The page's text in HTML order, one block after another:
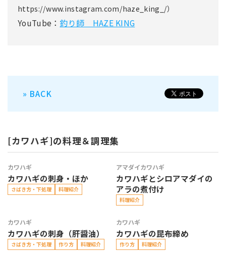
https://www.instagram.com/haze_king_/）
YouTube： 釣り師 HAZE KING
» BACK
[カワハギ]の料理＆調理集
カワハギ
カワハギの刺身・ほか
さばき方・下処理 料理紹介
アマダイカワハギ
カワハギとシロアマダイの
アラの煮付け
料理紹介
カワハギ
カワハギの刺身（肝醤油）
さばき方・下処理 作り方 料理紹介
カワハギ
カワハギの昆布締め
作り方 料理紹介